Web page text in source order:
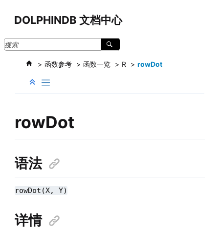
DOLPHINDB 文档中心
函数参考 函数一览 R rowDot
rowDot
语法
rowDot(X, Y)
详情